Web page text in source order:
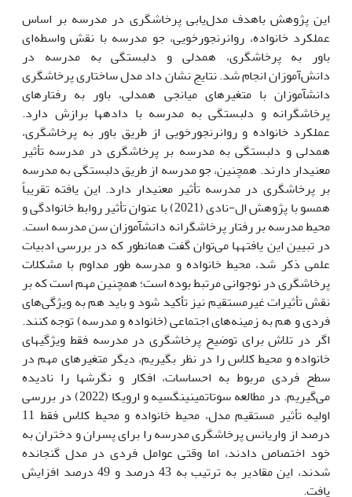
این پژوهش باهدف مدل‌یابی پرخاشگری در مدرسه بر اساس
عملکرد خانواده، روان­رنجورخویی، جو مدرسه با نقش واسطه‌ای
باور به پرخاشگری، همدلی و دلبستگی به مدرسه در
دانش‌آموزان انجام شد. نتایج نشان داد مدل ساختاری پرخاشگری
دانش­آموزان با متغیرهای میانجی همدلی، باور به رفتارهای
پرخاشگرانه و دلبستگی به مدرسه با داده­ها برازش دارد.
عملکرد خانواده و روان­رنجورخویی از طریق باور به پرخاشگری،
همدلی و دلبستگی به مدرسه بر پرخاشگری در مدرسه تأثیر
معنی­دار دارند. همچنین، جو مدرسه از طریق دلبستگی به مدرسه
بر پرخاشگری در مدرسه تأثیر معنی­دار دارد. این یافته تقریباً
همسو با پژوهش ال-نادی (2021) با عنوان تأثیر روابط خانوادگی و
محیط مدرسه بر رفتار پرخاشگرانه دانش­آموزان سن مدرسه است.
در تبیین این یافته­ها می‌توان گفت همان­طور که در بررسی ادبیات
علمی ذکر شد، محیط خانواده و مدرسه طور مداوم با مشکلات
پرخاشگری در نوجوانی مرتبط بوده است؛ همچنین مهم است که بر
نقش تأثیرات غیرمستقیم نیز تأکید شود و باید هم به ویژگی‌های
فردی و هم به زمینه‌های اجتماعی (خانواده و مدرسه) توجه کنند.
اگر در تلاش برای توضیح پرخاشگری در مدرسه فقط ویژگی­های
خانواده و محیط کلاس را در نظر بگیریم، دیگر متغیرهای مهم در
سطح فردی مربوط به احساسات، افکار و نگرش­ها را نادیده
می‌گیریم. در مطالعه سوتاتمینینگسیه و ارویکا (2022) در بررسی
اولیه تأثیر مستقیم مدل، محیط خانواده و محیط کلاس فقط 11
درصد از واریانس پرخاشگری مدرسه را برای پسران و دختران به
خود اختصاص دادند، اما وقتی عوامل فردی در مدل گنجانده
شدند، این مقادیر به ترتیب به 43 درصد و 49 درصد افزایش
یافت.